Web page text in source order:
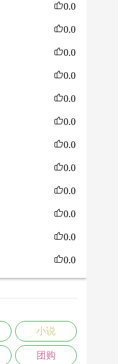
0.0
0.0
0.0
0.0
0.0
0.0
0.0
0.0
0.0
0.0
0.0
0.0
小说
团购